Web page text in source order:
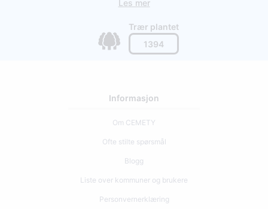
Les mer
Trær plantet
1394
Informasjon
Om CEMETY
Ofte stilte spørsmål
Blogg
Liste over kommuner og brukere
Personvernerklæring